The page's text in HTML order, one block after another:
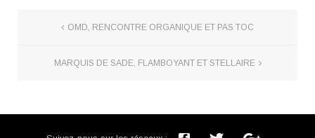
OMD, RENCONTRE ORGANIQUE ET PAS TOC
MARQUIS DE SADE, FLAMBOYANT ET STELLAIRE